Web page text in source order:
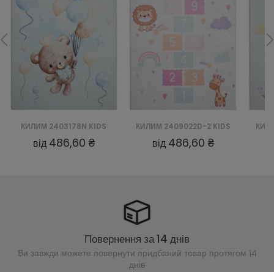
КИЛИМ 2403178N KIDS
від 486,60 ₴
КИЛИМ 2409022D-2 KIDS
від 486,60 ₴
Повернення за 14 днів
Ви завжди можете повернути придбаний товар протягом 14
днів